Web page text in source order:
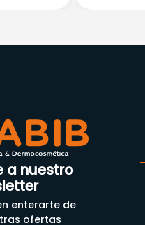
a nuestro
enterarte de
ofertas